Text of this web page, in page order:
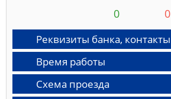
0 0
Реквизиты банка, контакты
Время работы
Схема проезда